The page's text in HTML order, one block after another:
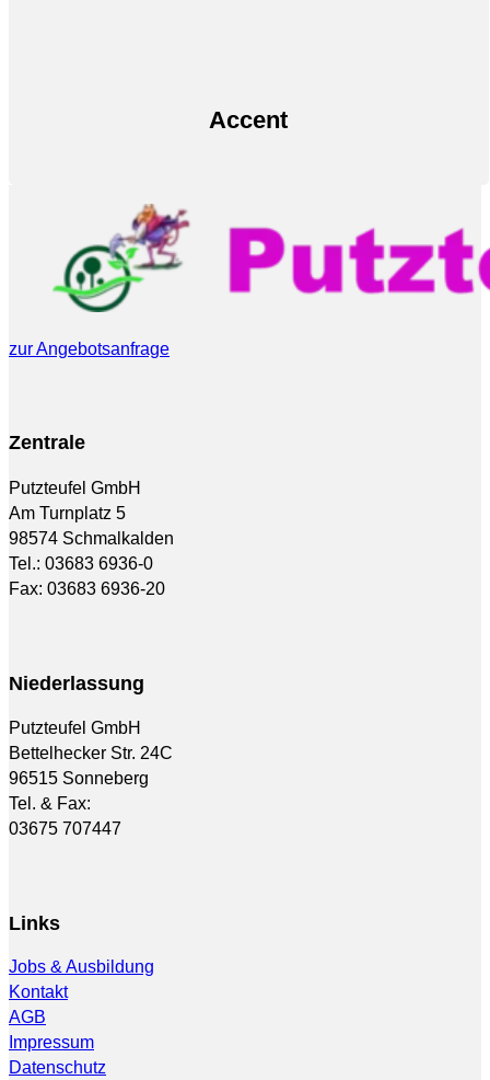
Accent
zur Angebotsanfrage
Zentrale
Putzteufel GmbH
Am Turnplatz 5
98574 Schmalkalden
Tel.: 03683 6936-0
Fax: 03683 6936-20
Niederlassung
Putzteufel GmbH
Bettelhecker Str. 24C
96515 Sonneberg
Tel. & Fax:
03675 707447
Links
Jobs & Ausbildung
Kontakt
AGB
Impressum
Datenschutz